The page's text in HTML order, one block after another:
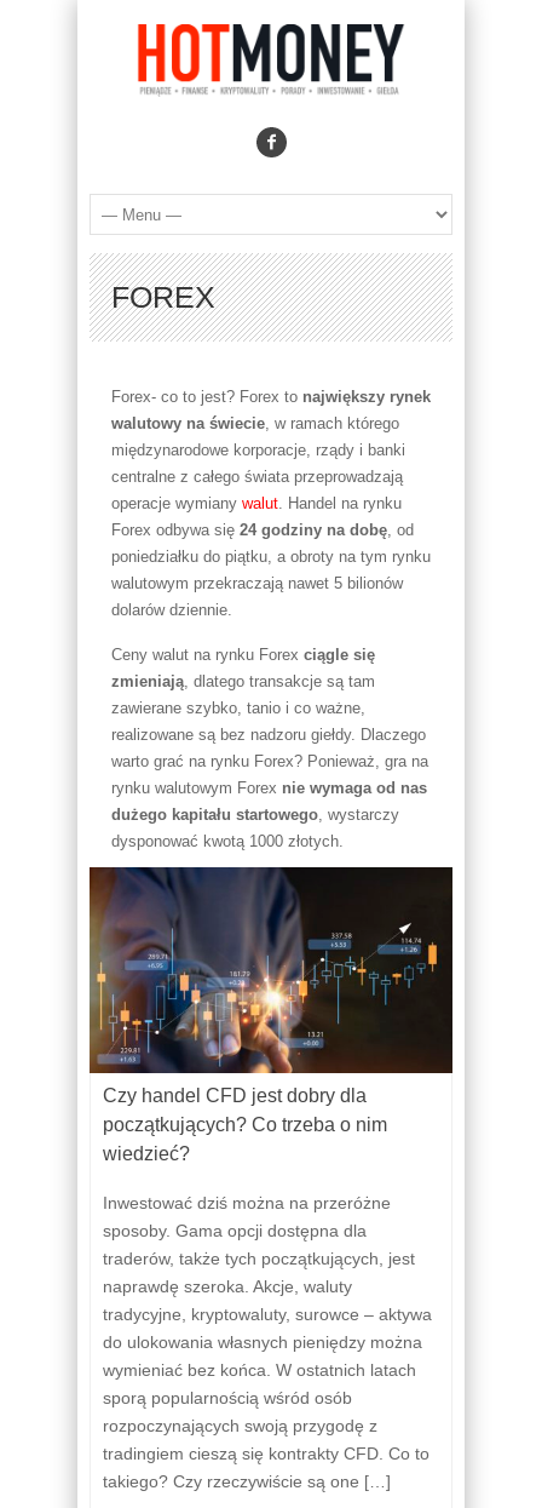
FOREX
Forex- co to jest? Forex to największy rynek
walutowy na świecie, w ramach którego
międzynarodowe korporacje, rządy i banki
centralne z całego świata przeprowadzają
operacje wymiany walut. Handel na rynku
Forex odbywa się 24 godziny na dobę, od
poniedziałku do piątku, a obroty na tym rynku
walutowym przekraczają nawet 5 bilionów
dolarów dziennie.
Ceny walut na rynku Forex ciągle się
zmieniają, dlatego transakcje są tam
zawierane szybko, tanio i co ważne,
realizowane są bez nadzoru giełdy. Dlaczego
warto grać na rynku Forex? Ponieważ, gra na
rynku walutowym Forex nie wymaga od nas
dużego kapitału startowego, wystarczy
dysponować kwotą 1000 złotych.
Czy handel CFD jest dobry dla
początkujących? Co trzeba o nim
wiedzieć?
Inwestować dziś można na przeróżne
sposoby. Gama opcji dostępna dla
traderów, także tych początkujących, jest
naprawdę szeroka. Akcje, waluty
tradycyjne, kryptowaluty, surowce – aktywa
do ulokowania własnych pieniędzy można
wymieniać bez końca. W ostatnich latach
sporą popularnością wśród osób
rozpoczynających swoją przygodę z
tradingiem cieszą się kontrakty CFD. Co to
takiego? Czy rzeczywiście są one […]